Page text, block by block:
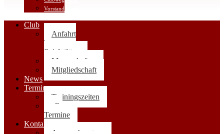
Vorstandsteam
Club
Anfahrt
|
Spielstätten
Mannschaften
Mitgliedschaft
News
Termine
Trainingszeiten
alle
Termine
Kontakt